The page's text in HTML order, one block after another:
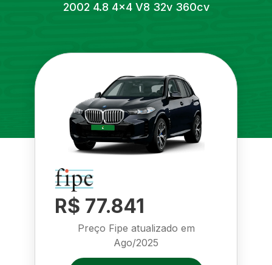
2002 4.8 4x4 V8 32v 360cv
R$ 77.841
Preço Fipe atualizado em
Ago/2025